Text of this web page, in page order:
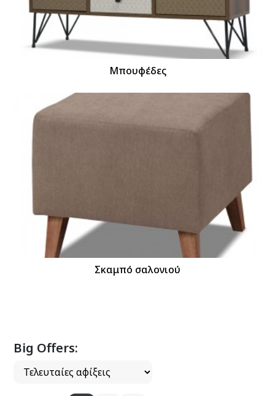
Μπουφέδες
Σκαμπό σαλονιού
Big Offers: